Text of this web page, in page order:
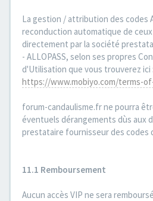
La gestion / attribution des codes
reconduction automatique de
directement par la société
- ALLOPASS, selon ses propres
d'Utilisation que vous trouverez ici :
https://www.mobiyo.com/terms-
forum-candaulisme.fr ne pourra
éventuels dérangements dùs aux
prestataire fournisseur des codes
11.1 Remboursement
Aucun accès VIP ne sera